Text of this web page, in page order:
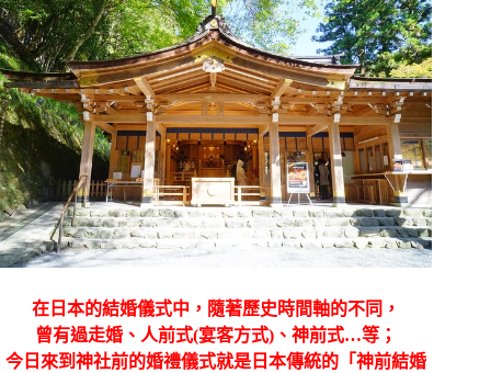
在日本的結婚儀式中，隨著歷史時間軸的不同，
曾有過走婚、人前式(宴客方式)、神前式…等；
今日來到神社前的婚禮儀式就是日本傳統的「神前結婚